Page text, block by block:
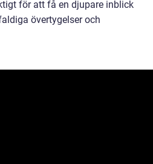
för att få en djupare inblick
övertygelser och